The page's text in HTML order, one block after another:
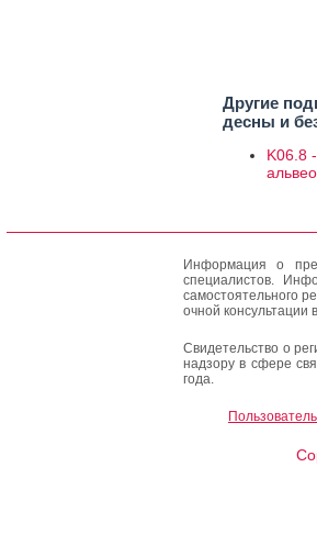
Другие
десны и
K06.8
Информация о
специалистов.
самостоятельного
очной консультации
Свидетельство о
надзору в сфере
года.